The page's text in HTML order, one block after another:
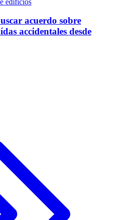
acuerdo sobre
accidentales desde